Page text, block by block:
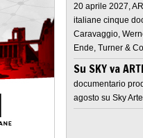
20 aprile 2027,
italiane cinque
Caravaggio,
Ende, Turner &
Su SKY va
documentario
agosto su Sky Arte